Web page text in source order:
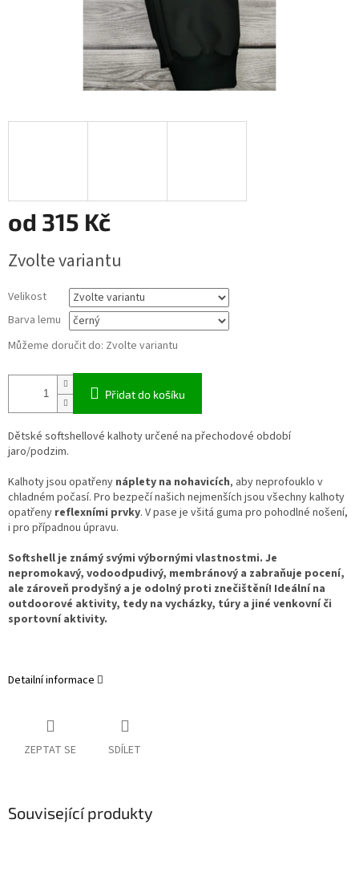
od 315 Kč
cena:
Zvolte variantu
Velikost
Barva lemu
Můžeme doručit do: Zvolte variantu
Přidat do košíku
Dětské softshellové kalhoty určené na přechodové období
jaro/podzim.
Kalhoty jsou opatřeny náplety na nohavicích, aby neprofouklo v
chladném počasí. Pro bezpečí našich nejmenších jsou všechny kalhoty
opatřeny reflexními prvky. V pase je všitá guma pro pohodlné nošení,
i pro případnou úpravu.
Softshell je známý svými výbornými vlastnostmi. Je
nepromokavý, vodoodpudivý, membránový a zabraňuje pocení,
ale zároveň prodyšný a je odolný proti znečištění! Ideální na
outdoorové aktivity, tedy na vycházky, túry a jiné venkovní či
sportovní aktivity.
Detailní informace
ZEPTAT SE SDÍLET
Související produkty